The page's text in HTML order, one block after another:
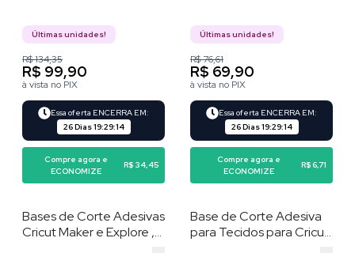
Últimas unidades!
R$ 134,35
R$ 99,90
à vista no PIX
Essa oferta ENCERRA EM:
26 Dias19:29:13
Compre agora e
ECONOMIZE
R$ 34,45
Últimas unidades!
R$ 76,61
R$ 69,90
à vista no PIX
Essa oferta ENCERRA EM:
26 Dias19:29:13
Compre agora e
ECONOMIZE
R$ 6,71
Bases de Corte Adesivas
Cricut Maker e Explore ,
Base de Corte Adesiva
para Tecidos para Cricut